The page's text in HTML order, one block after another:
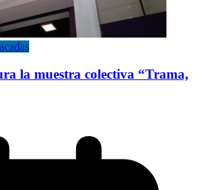
la muestra colectiva “Trama,